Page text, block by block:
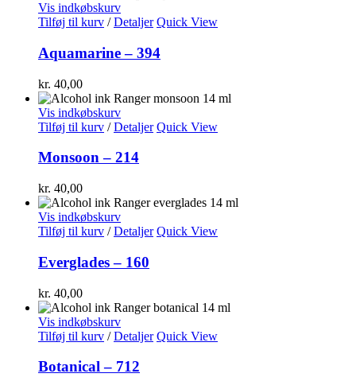
Vis indkøbskurv
Tilføj til kurv / Detaljer Quick View
Aquamarine – 394
kr. 40,00
Vis indkøbskurv
Tilføj til kurv / Detaljer Quick View
Monsoon – 214
kr. 40,00
Vis indkøbskurv
Tilføj til kurv / Detaljer Quick View
Everglades – 160
kr. 40,00
Vis indkøbskurv
Tilføj til kurv / Detaljer Quick View
Botanical – 712